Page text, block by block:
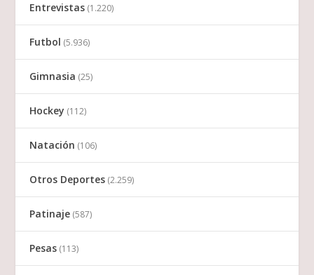
Entrevistas (1.220)
Futbol (5.936)
Gimnasia (25)
Hockey (112)
Natación (106)
Otros Deportes (2.259)
Patinaje (587)
Pesas (113)